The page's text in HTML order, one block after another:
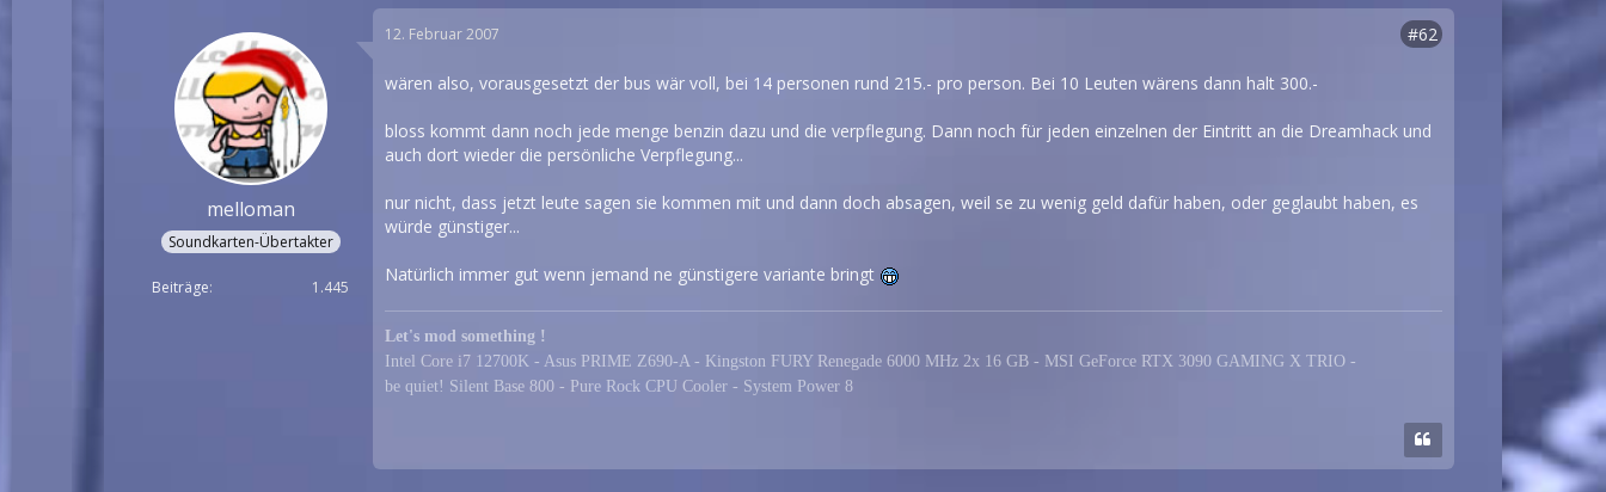
melloman
Soundkarten-Übertakter
Beiträge 1.445
12. Februar 2007 #62
wären also, vorausgesetzt der bus wär voll, bei 14 personen rund 215.- pro person. Bei 10 Leuten wärens dann halt 300.-
bloss kommt dann noch jede menge benzin dazu und die verpflegung. Dann noch für jeden einzelnen der Eintritt an die Dreamhack und
auch dort wieder die persönliche Verpflegung...
nur nicht, dass jetzt leute sagen sie kommen mit und dann doch absagen, weil se zu wenig geld dafür haben, oder geglaubt haben, es
würde günstiger...
Natürlich immer gut wenn jemand ne günstigere variante bringt
Let's mod something !
Intel Core i7 12700K - Asus PRIME Z690-A - Kingston FURY Renegade 6000 MHz 2x 16 GB - MSI GeForce RTX 3090 GAMING X TRIO -
be quiet! Silent Base 800 - Pure Rock CPU Cooler - System Power 8